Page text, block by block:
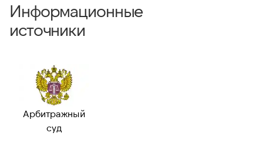
номер:
Можно набрать
Информационные
источники
Арбитражный
суд